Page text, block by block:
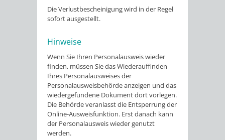
Die Verlustbescheinigung wird in der Regel
sofort ausgestellt.
Hinweise
Wenn Sie Ihren Personalausweis wieder
finden, müssen Sie das Wiederauffinden
Ihres Personalausweises der
Personalausweisbehörde anzeigen und das
wiedergefundene Dokument dort vorlegen.
Die Behördeveranlasstdie Entsperrung der
Online-Ausweisfunktion. Erst danach kann
der Personalausweis wieder genutzt
werden.